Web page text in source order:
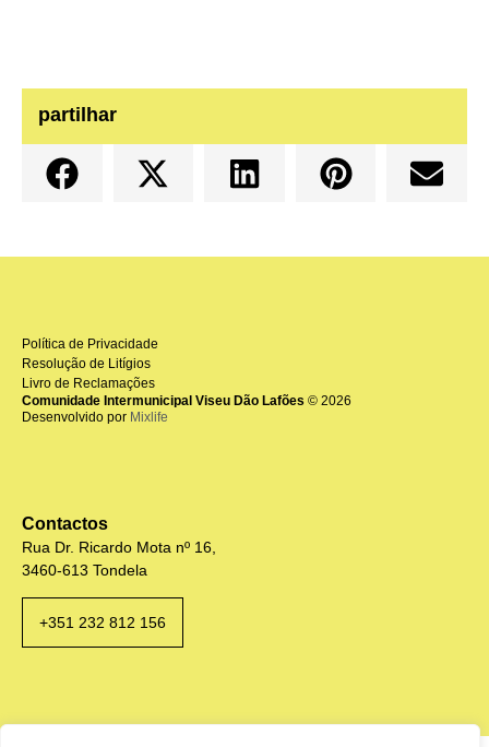
partilhar
Política de Privacidade
Resolução de Litígios
Livro de Reclamações
Comunidade Intermunicipal Viseu Dão Lafões © 2026
Desenvolvido por Mixlife
Contactos
Rua Dr. Ricardo Mota nº 16,
3460-613 Tondela
+351 232 812 156